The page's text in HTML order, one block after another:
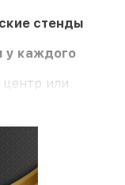
стенды
у каждого
или
и
и детали.